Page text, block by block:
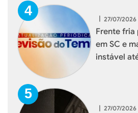
| 27/07/
Frente
em SC e
instável
| 27/07/2026